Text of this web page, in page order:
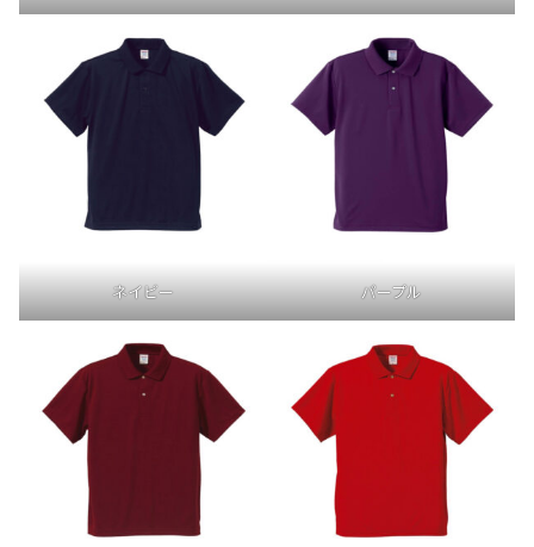
ネイビー パープル